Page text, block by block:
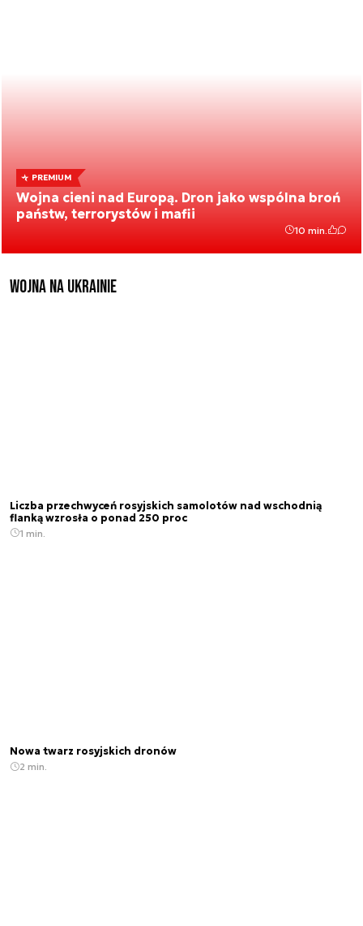
PREMIUM
Wojna cieni nad Europą. Dron jako wspólna broń
państw, terrorystów i mafii
10 min.
Wojna na Ukrainie
Liczba przechwyceń rosyjskich samolotów nad wschodnią
flanką wzrosła o ponad 250 proc
1 min.
Nowa twarz rosyjskich dronów
2 min.